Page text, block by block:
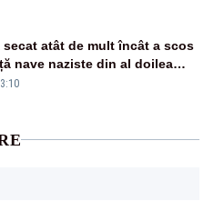
secat atât de mult încât a scos
nave naziste din al doilea